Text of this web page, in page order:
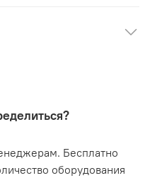
Бесплатно
оборудования